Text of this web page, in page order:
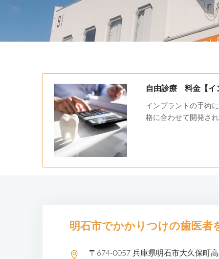
自由診療 料金【イ
インプラントの手術
格に合わせて開発さ
明石市でかかりつけの歯医者
〒674-0057 兵庫県明石市大久保町